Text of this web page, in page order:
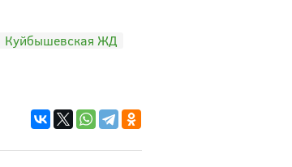
Куйбышевская ЖД